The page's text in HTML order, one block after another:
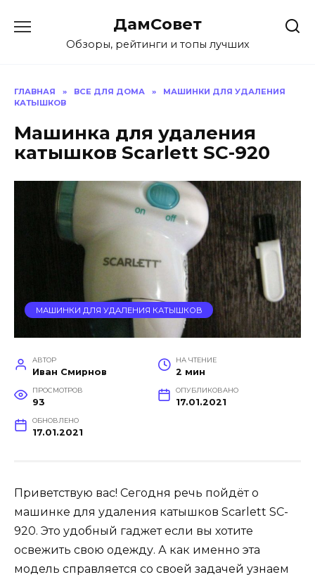
содержанию
ДамСовет
Обзоры, рейтинги и топы лучших
ГЛАВНАЯ » ВСЕ ДЛЯ ДОМА »
МАШИНКИ ДЛЯ УДАЛЕНИЯ
КАТЫШКОВ
Машинка для удаления
катышков Scarlett SC-920
МАШИНКИ ДЛЯ УДАЛЕНИЯ КАТЫШКОВ
АВТОР
Иван Смирнов
НА ЧТЕНИЕ
2 мин
ПРОСМОТРОВ
93
ОПУБЛИКОВАНО
17.01.2021
ОБНОВЛЕНО
17.01.2021
Приветствую вас! Сегодня речь пойдёт о
машинке для удаления катышков Scarlett SC-
920. Это удобный гаджет если вы хотите
освежить свою одежду. А как именно эта
модель справляется со своей задачей узнаем